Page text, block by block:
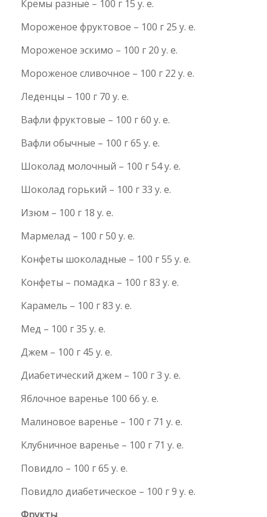
Кремы разные – 100 г 15 у. е.
Мороженое фруктовое – 100 г 25 у. е.
Мороженое эскимо – 100 г 20 у. е.
Мороженое сливочное – 100 г 22 у. е.
Леденцы – 100 г 70 у. е.
Вафли фруктовые – 100 г 60 у. е.
Вафли обычные – 100 г 65 у. е.
Шоколад молочный – 100 г 54 у. е.
Шоколад горький – 100 г 33 у. е.
Изюм – 100 г 18 у. е.
Мармелад – 100 г 50 у. е.
Конфеты шоколадные – 100 г 55 у. е.
Конфеты – помадка – 100 г 83 у. е.
Карамель – 100 г 83 у. е.
Мед – 100 г 35 у. е.
Джем – 100 г 45 у. е.
Диабетический джем – 100 г 3 у. е.
Яблочное варенье 100 66 у. е.
Малиновое варенье – 100 г 71 у. е.
Клубничное варенье – 100 г 71 у. е.
Повидло – 100 г 65 у. е.
Повидло диабетическое – 100 г 9 у. е.